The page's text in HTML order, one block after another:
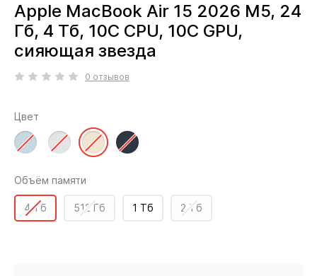
Apple MacBook Air 15 2026 M5, 24
Гб, 4 Тб, 10C CPU, 10C GPU,
сияющая звезда
0 отзывов
Цвет
Объём памяти
4 Тб 1 Тб 2 Тб
512 Гб